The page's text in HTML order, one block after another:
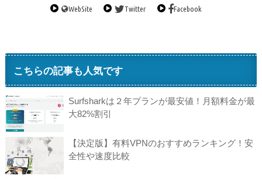
WebSite Twitter Facebook
こちらの記事も人気です
Surfsharkは２年プランが最安値！月額料金が最
大82%割引
【決定版】有料VPNのおすすめランキング！安
全性や速度比較